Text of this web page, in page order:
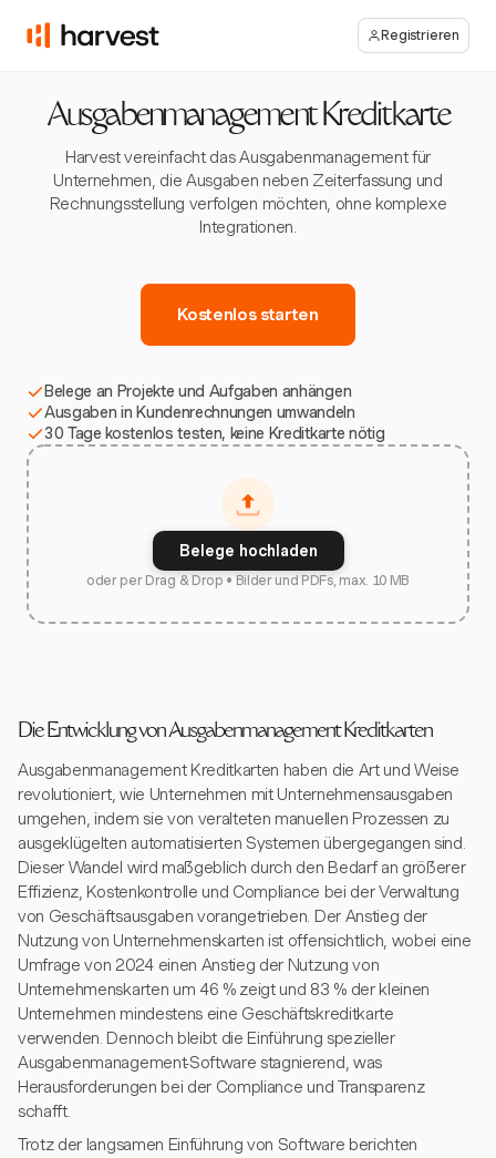
Registrieren
Ausgabenmanagement Kreditkarte
Harvest vereinfacht das Ausgabenmanagement für
Unternehmen, die Ausgaben neben Zeiterfassung und
Rechnungsstellung verfolgen möchten, ohne komplexe
Integrationen.
Kostenlos starten
Belege an Projekte und Aufgaben anhängen
Ausgaben in Kundenrechnungen umwandeln
30 Tage kostenlos testen, keine Kreditkarte nötig
Belege hochladen
oder per Drag & Drop • Bilder und PDFs, max. 10 MB
Die Entwicklung von Ausgabenmanagement Kreditkarten
Ausgabenmanagement Kreditkarten haben die Art und Weise
revolutioniert, wie Unternehmen mit Unternehmensausgaben
umgehen, indem sie von veralteten manuellen Prozessen zu
ausgeklügelten automatisierten Systemen übergegangen sind.
Dieser Wandel wird maßgeblich durch den Bedarf an größerer
Effizienz, Kostenkontrolle und Compliance bei der Verwaltung
von Geschäftsausgaben vorangetrieben. Der Anstieg der
Nutzung von Unternehmenskarten ist offensichtlich, wobei eine
Umfrage von 2024 einen Anstieg der Nutzung von
Unternehmenskarten um 46 % zeigt und 83 % der kleinen
Unternehmen mindestens eine Geschäftskreditkarte
verwenden. Dennoch bleibt die Einführung spezieller
Ausgabenmanagement-Software stagnierend, was
Herausforderungen bei der Compliance und Transparenz
schafft.
Trotz der langsamen Einführung von Software berichten